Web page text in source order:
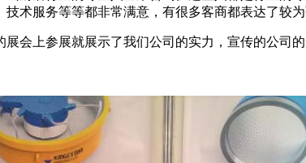
术服务等等都非常满意，有很多客商都表达了较为
上参展就展示了我们公司的实力，宣传的公司